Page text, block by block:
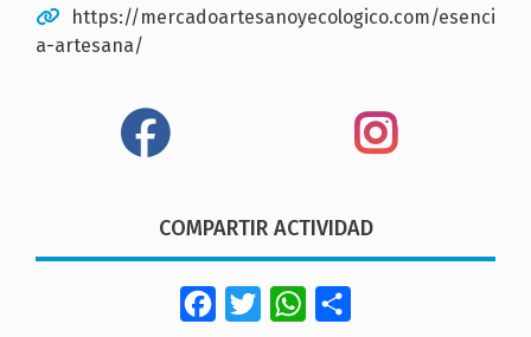
https://mercadoartesanoyecologico.com/esenci
a-artesana/
COMPARTIR ACTIVIDAD
FacebookTwitterWhatsApp